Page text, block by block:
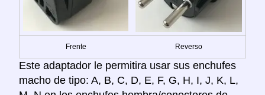
Frente Reverso
Este adaptador le permitira usar sus enchufes
macho de tipo: A, B, C, D, E, F, G, H, I, J, K, L,